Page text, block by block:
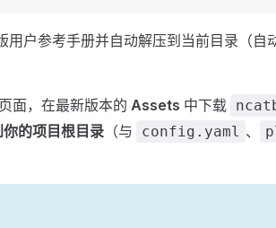
用户参考手册并自动解压到当前目录（自
页面，在最新版本的 Assets 中下载
的项目根目录 （与 config.yaml 、